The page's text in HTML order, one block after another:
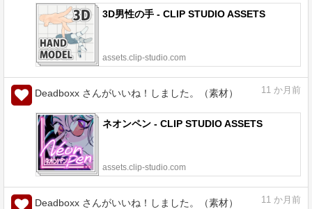
3D男性の手 - CLIP STUDIO ASSETS
assets.clip-studio.com
Deadboxx さんがいいね！しました。（素材） 11 か月前
ネオンペン - CLIP STUDIO ASSETS
assets.clip-studio.com
Deadboxx さんがいいね！しました。（素材） 11 か月前